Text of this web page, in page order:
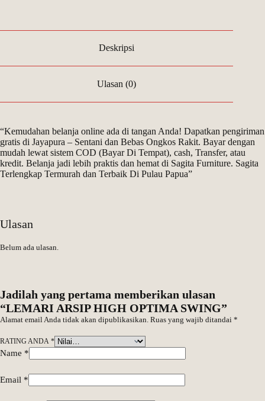
Deskripsi
Ulasan (0)
“Kemudahan belanja online ada di tangan Anda! Dapatkan pengiriman
gratis di Jayapura – Sentani dan Bebas Ongkos Rakit. Bayar dengan
mudah lewat sistem COD (Bayar Di Tempat), cash, Transfer, atau
kredit. Belanja jadi lebih praktis dan hemat di Sagita Furniture. Sagita
Terlengkap Termurah dan Terbaik Di Pulau Papua”
Ulasan
Belum ada ulasan.
Jadilah yang pertama memberikan ulasan
“LEMARI ARSIP HIGH OPTIMA SWING”
Alamat email Anda tidak akan dipublikasikan. Ruas yang wajib ditandai *
RATING ANDA *
Name *
Email *